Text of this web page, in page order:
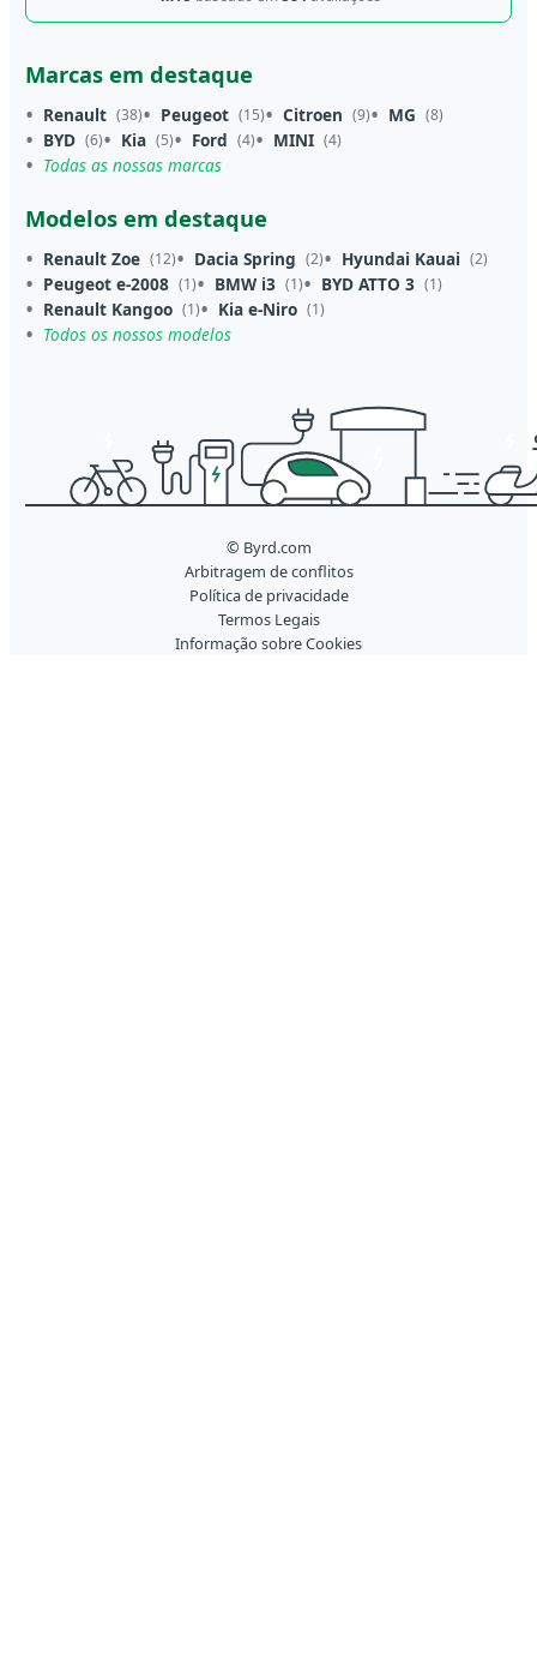
Marcas em destaque
Renault (38) Peugeot (15) Citroen (9) MG (8)
BYD (6) Kia (5) Ford (4) MINI (4)
Todas as nossas marcas
Modelos em destaque
Renault Zoe (12) Dacia Spring (2) Hyundai Kauai (2)
Peugeot e-2008 (1) BMW i3 (1) BYD ATTO 3 (1)
Renault Kangoo (1) Kia e-Niro (1)
Todos os nossos modelos
© Byrd.com
Arbitragem de conflitos
Política de privacidade
Termos Legais
Informação sobre Cookies